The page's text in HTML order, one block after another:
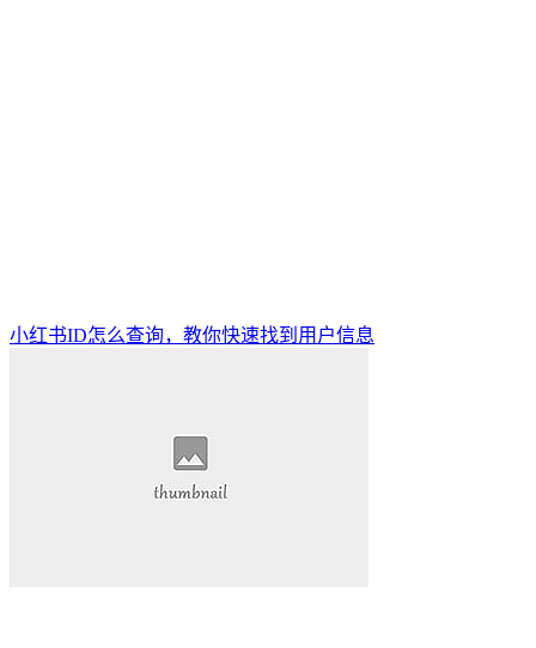
小红书ID怎么查询，教你快速找到用户信息